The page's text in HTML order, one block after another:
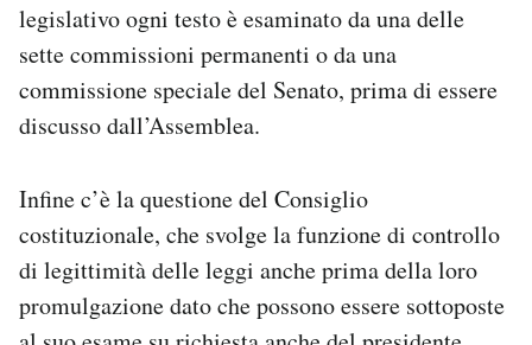
legislativo ogni testo è esaminato da una delle
sette commissioni permanenti o da una
commissione speciale del Senato, prima di essere
discusso dall’Assemblea.
Infine c’è la questione del Consiglio
costituzionale, che svolge la funzione di controllo
di legittimità delle leggi anche prima della loro
promulgazione dato che possono essere sottoposte